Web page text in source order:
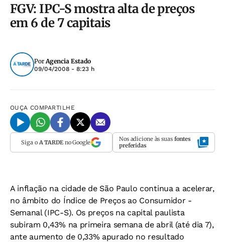
FGV: IPC-S mostra alta de preços
em 6 de 7 capitais
PorAgencia Estado
09/04/2008 - 8:23 h
OUÇA COMPARTILHE
Siga o A TARDEno Google Nos adicione às suas fontes
preferidas
A inflação na cidade de São Paulo continua a acelerar,
no âmbito do Índice de Preços ao Consumidor -
Semanal (IPC-S). Os preços na capital paulista
subiram 0,43% na primeira semana de abril (até dia 7),
ante aumento de 0,33% apurado no resultado